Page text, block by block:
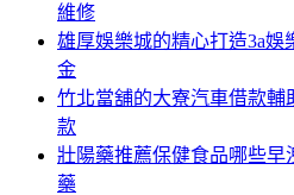
維修
雄厚娛樂城的精心打造3a
金
竹北當舖的大寮汽車借款
款
壯陽藥推薦保健食品哪些
藥